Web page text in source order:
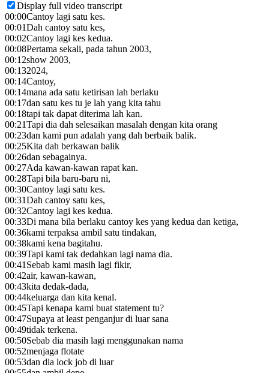
Display full video transcript
00:00Cantoy lagi satu kes.
00:01Dah cantoy satu kes,
00:02Cantoy lagi kes kedua.
00:08Pertama sekali, pada tahun 2003,
00:12show 2003,
00:132024,
00:14Cantoy,
00:14mana ada satu ketirisan lah berlaku
00:17dan satu kes tu je lah yang kita tahu
00:18tapi tak dapat diterima lah kan.
00:21Tapi dia dah selesaikan masalah dengan kita orang
00:23dan kami pun adalah yang dah berbaik balik.
00:25Kita dah berkawan balik
00:26dan sebagainya.
00:27Ada kawan-kawan rapat kan.
00:28Tapi bila baru-baru ni,
00:30Cantoy lagi satu kes.
00:31Dah cantoy satu kes,
00:32Cantoy lagi kes kedua.
00:33Di mana bila berlaku cantoy kes yang kedua dan ketiga,
00:36kami terpaksa ambil satu tindakan,
00:38kami kena bagitahu.
00:39Tapi kami tak dedahkan lagi nama dia.
00:41Sebab kami masih lagi fikir,
00:42air, kawan-kawan,
00:43kita dedak-dada,
00:44keluarga dan kita kenal.
00:45Tapi kenapa kami buat statement tu?
00:47Supaya at least penganjur di luar sana
00:49tidak terkena.
00:50Sebab dia masih lagi menggunakan nama
00:52menjaga flotate
00:53dan dia lock job di luar